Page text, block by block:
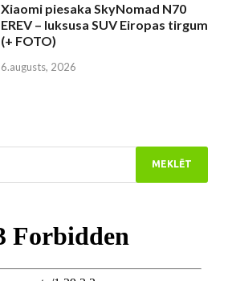
Xiaomi piesaka SkyNomad N70
EREV – luksusa SUV Eiropas tirgum
(+ FOTO)
6.augusts, 2026